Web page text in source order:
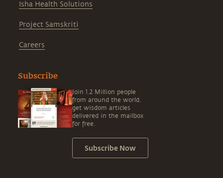
Isha Health Solutions
Project Samskriti
Careers
Subscribe
Join 1.2 Million people
from around the world,
get wisdom articles
delivered in the mailbox
for free.
Subscribe Now